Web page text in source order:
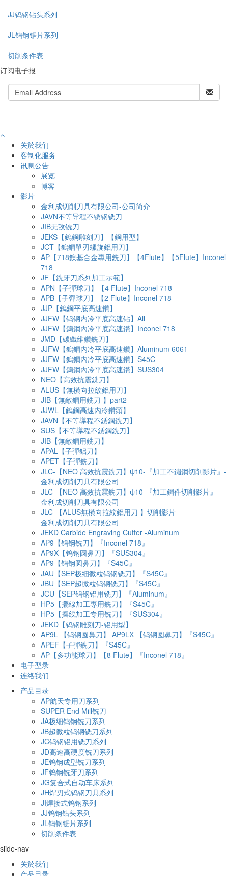
JJ钨钢钻头系列
JL钨钢锯片系列
切削条件表
订阅电子报
关於我们
客制化服务
讯息公告
展览
博客
影片
金利成切削刀具有限公司-公司简介
JAVN不等导程不锈钢铣刀
JIB无敌铣刀
JEKS【鎢鋼雕刻刀】【鋼用型】
JCT【鎢鋼單刃螺旋鋁用刀】
AP【718鎳基合金專用銑刀】【4Flute】【5Flute】Inconel
718
JF【銑牙刀系列加工示範】
APN【子彈球刀】【4 Flute】Inconel 718
APB【子彈球刀】【2 Flute】Inconel 718
JJP【鎢鋼平底高速鑽】
JJFW【钨钢内冷平底高速钻】All
JJFW【鎢鋼內冷平底高速鑽】Inconel 718
JMD【碳纖維鑽銑刀】
JJFW【鎢鋼內冷平底高速鑽】Aluminum 6061
JJFW【鎢鋼內冷平底高速鑽】S45C
JJFW【鎢鋼內冷平底高速鑽】SUS304
NEO【高效抗震銑刀】
ALUS【無橫向拉紋鋁用刀】
JIB【無敵鋼用銑刀 】part2
JJWL【鎢鋼高速內冷鑽頭】
JAVN【不等導程不銹鋼銑刀】
SUS【不等導程不銹鋼銑刀】
JIB【無敵鋼用銑刀】
APAL【子彈鋁刀】
APET【子彈銑刀】
JLC-【NEO 高效抗震銑刀】ψ10-『加工不鏽鋼切削影片』-
金利成切削刀具有限公司
JLC-【NEO 高效抗震銑刀】ψ10-『加工鋼件切削影片』
金利成切削刀具有限公司
JLC-【ALUS無橫向拉紋鋁用刀 】切削影片
金利成切削刀具有限公司
JEKD Carbide Engraving Cutter -Aluminum
AP9【钨钢铣刀】『Inconel 718』
AP9X【钨钢圆鼻刀】『SUS304』
AP9【钨钢圆鼻刀】『S45C』
JAU【SEP极细微粒钨钢铣刀】『S45C』
JBU【SEP超微粒钨钢铣刀】『S45C』
JCU【SEP钨钢铝用铣刀】『Aluminum』
HP5【擺線加工專用銑刀】『S45C』
HP5【摆线加工专用铣刀】『SUS304』
JEKD【钨钢雕刻刀-铝用型】
AP9L 【钨钢圆鼻刀】 AP9LX 【钨钢圆鼻刀】『S45C』
APEF【子彈銑刀】『S45C』
AP【多功能球刀】【8 Flute】『Inconel 718』
电子型录
连络我们
产品目录
AP航天专用刀系列
SUPER End Mill铣刀
JA极细钨钢铣刀系列
JB超微粒钨钢铣刀系列
JC钨钢铝用铣刀系列
JD高速高硬度铣刀系列
JE钨钢成型铣刀系列
JF钨钢铣牙刀系列
JG复合式自动车床系列
JH焊刃式钨钢刀具系列
JI焊接式钨钢系列
JJ钨钢钻头系列
JL钨钢锯片系列
切削条件表
slide-nav
关於我们
产品目录